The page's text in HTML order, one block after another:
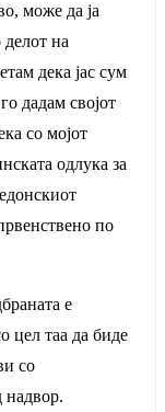
може да ја
делот на
дека јас сум
дадам својот
со мојот
одлука за
по
е
цел таа да биде
со
надвор.